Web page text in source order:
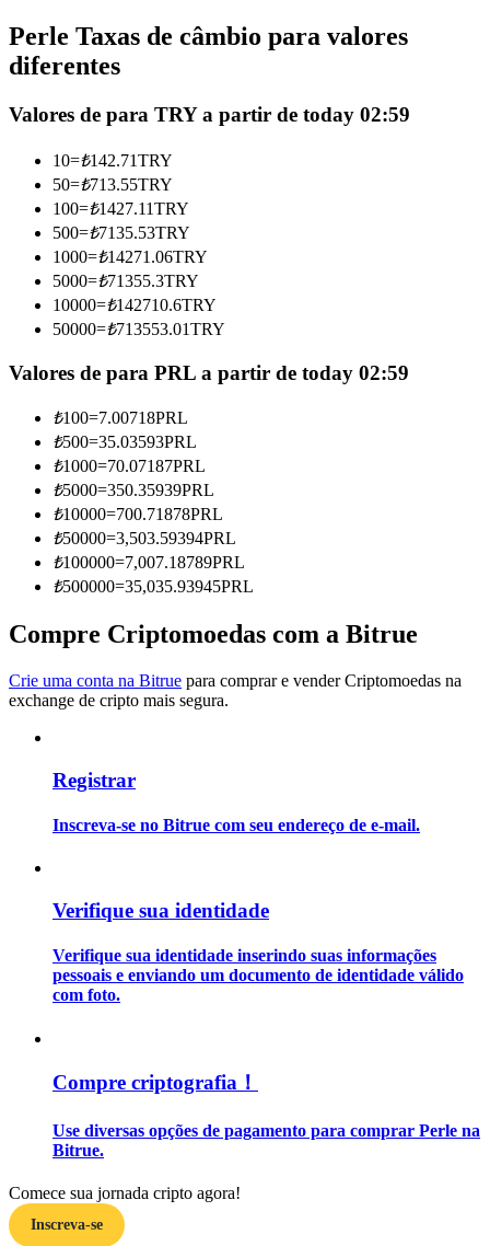
Torne-se um Trader de Cópias
Desfrute da partilha de lucros e comissões de copy trading
Informação
Análise de big data, incluindo informações comerciais, etc.
Estratégias de negociação
Ganhar
Perle Taxas de câmbio para valores
diferentes
Valores de para TRY a partir de today 02:59
10=₺142.71TRY
50=₺713.55TRY
100=₺1427.11TRY
500=₺7135.53TRY
1000=₺14271.06TRY
5000=₺71355.3TRY
10000=₺142710.6TRY
50000=₺713553.01TRY
Valores de para PRL a partir de today 02:59
₺100=7.00718PRL
₺500=35.03593PRL
₺1000=70.07187PRL
₺5000=350.35939PRL
₺10000=700.71878PRL
₺50000=3,503.59394PRL
₺100000=7,007.18789PRL
₺500000=35,035.93945PRL
Compre Criptomoedas com a Bitrue
Crie uma conta na Bitrue para comprar e vender Criptomoedas na
exchange de cripto mais segura.
Registrar
Inscreva-se no Bitrue com seu endereço de e-mail.
Verifique sua identidade
Verifique sua identidade inserindo suas informações
pessoais e enviando um documento de identidade válido
com foto.
Compre criptografia！
Use diversas opções de pagamento para comprar Perle na
Bitrue.
Comece sua jornada cripto agora!
Inscreva-se